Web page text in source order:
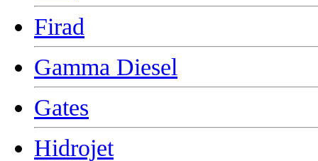
Firad
Gamma Diesel
Gates
Hidrojet